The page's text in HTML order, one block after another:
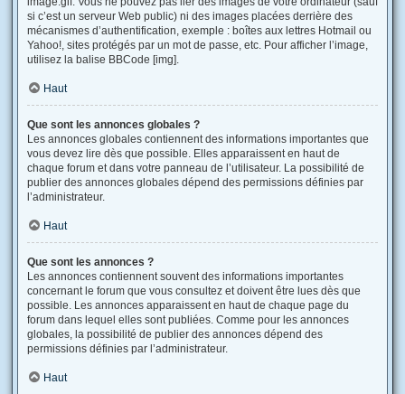
si c’est un serveur Web public) ni des images placées derrière des
mécanismes d’authentification, exemple : boîtes aux lettres Hotmail ou
Yahoo!, sites protégés par un mot de passe, etc. Pour afficher l’image,
utilisez la balise BBCode [img].
Haut
Que sont les annonces globales ?
Les annonces globales contiennent des informations importantes que
vous devez lire dès que possible. Elles apparaissent en haut de
chaque forum et dans votre panneau de l’utilisateur. La possibilité de
publier des annonces globales dépend des permissions définies par
l’administrateur.
Haut
Que sont les annonces ?
Les annonces contiennent souvent des informations importantes
concernant le forum que vous consultez et doivent être lues dès que
possible. Les annonces apparaissent en haut de chaque page du
forum dans lequel elles sont publiées. Comme pour les annonces
globales, la possibilité de publier des annonces dépend des
permissions définies par l’administrateur.
Haut